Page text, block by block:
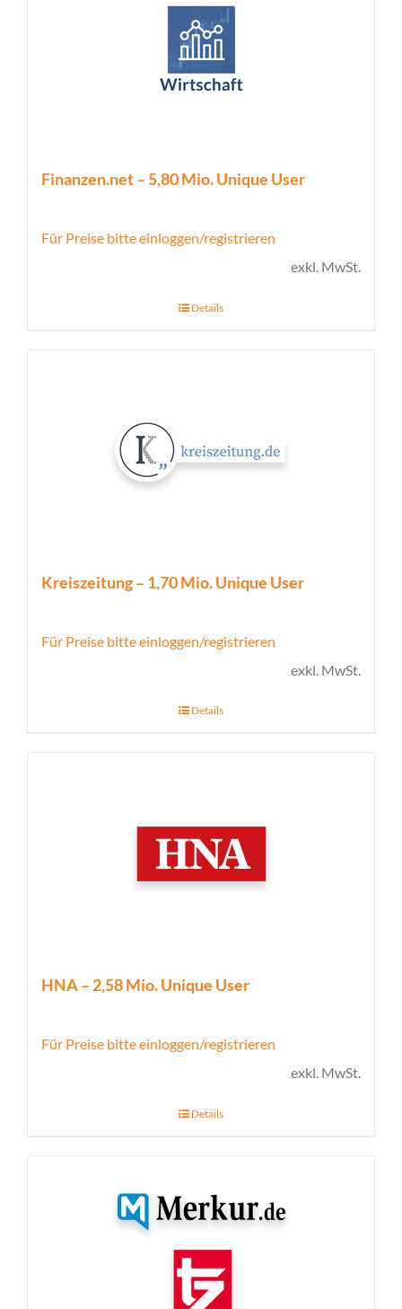
Finanzen.net – 5,80 Mio. Unique User
Für Preise bitte einloggen/registrieren
exkl. MwSt.
Details
Kreiszeitung – 1,70 Mio. Unique User
Für Preise bitte einloggen/registrieren
exkl. MwSt.
Details
HNA – 2,58 Mio. Unique User
Für Preise bitte einloggen/registrieren
exkl. MwSt.
Details